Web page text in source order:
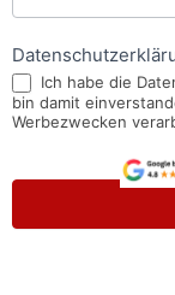
Ich habe die
bin damit
Werbezwecken